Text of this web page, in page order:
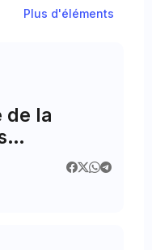
Plus d'éléments
de la
admis au